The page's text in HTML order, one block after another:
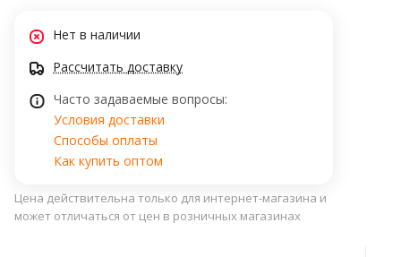
Нет в наличии
Рассчитать доставку
Часто задаваемые вопросы:
Условия доставки
Способы оплаты
Как купить оптом
Цена действительна только для интернет-магазина и
может отличаться от цен в розничных магазинах